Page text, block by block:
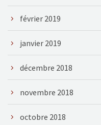
février 2019
janvier 2019
décembre 2018
novembre 2018
octobre 2018